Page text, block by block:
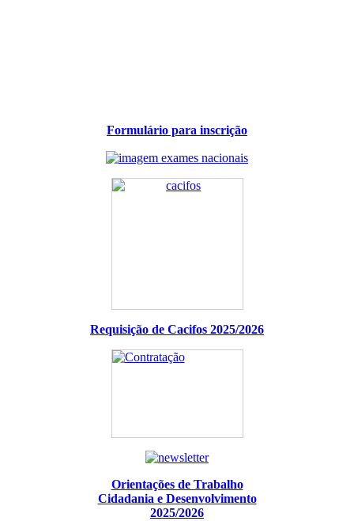
Formulário para inscrição
Requisição de Cacifos 2025/2026
Orientações de Trabalho
Cidadania e Desenvolvimento
2025/2026